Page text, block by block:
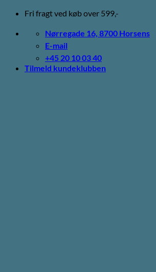
Fortsæt
indhold
Fri fragt ved køb over 599,-
Nørregade 16, 8700 Horsens
E-mail
+45 20 10 03 40
Tilmeld kundeklubben